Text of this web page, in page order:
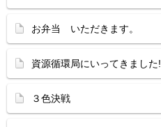
お弁当 いただきます。
資源循環局にいってきました!
３色決戦